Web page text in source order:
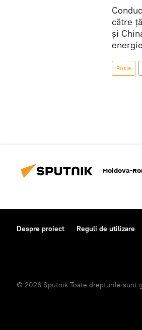
către
și
Rusia
Moldova-
Despre proiect Reguli de utilizare
© 2026 Sputnik Toate drepturile sunt